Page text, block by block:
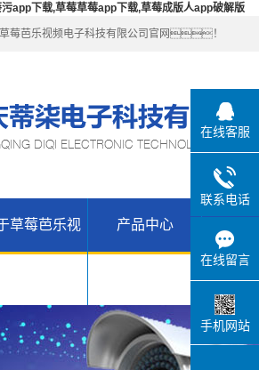
app下载,草莓草莓app下载,草莓成版人app破解版
芭乐视频电子科技有限公司官网！
草莓芭乐视
视频
产品中心
下载产品
WIFI（锐捷-
维盟）
H3C网络设
备
草莓草莓
在线客服
联系电话
在线留言
手机网站